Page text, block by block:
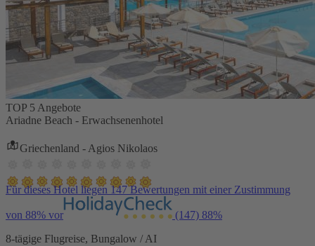
TOP 5 Angebote
Ariadne Beach - Erwachsenenhotel
Griechenland - Agios Nikolaos
Für dieses Hotel liegen 147 Bewertungen mit einer Zustimmung
von 88% vor (147) 88%
8-tägige Flugreise, Bungalow / AI